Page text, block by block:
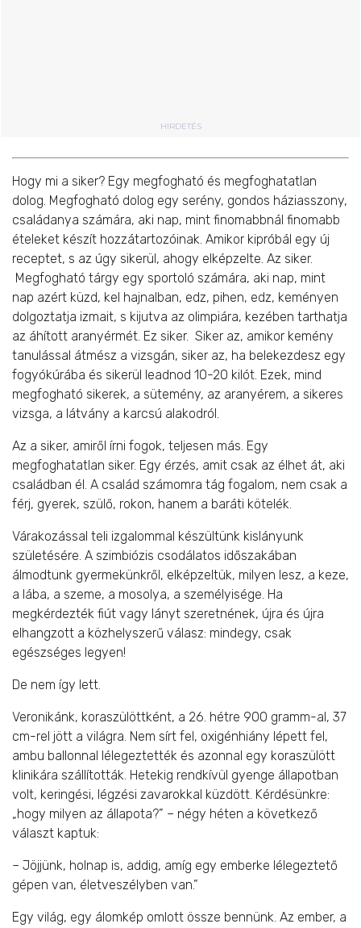
HIRDETÉS
Hogy mi a siker? Egy megfogható és megfoghatatlan
dolog. Megfogható dolog egy serény, gondos háziasszony,
családanya számára, aki nap, mint finomabbnál finomabb
ételeket készít hozzátartozóinak. Amikor kipróbál egy új
receptet, s az úgy sikerül, ahogy elképzelte. Az siker.
Megfogható tárgy egy sportoló számára, aki nap, mint
nap azért küzd, kel hajnalban, edz, pihen, edz, keményen
dolgoztatja izmait, s kijutva az olimpiára, kezében tarthatja
az áhított aranyérmét. Ez siker. Siker az, amikor kemény
tanulással átmész a vizsgán, siker az, ha belekezdesz egy
fogyókúrába és sikerül leadnod 10-20 kilót. Ezek, mind
megfogható sikerek, a sütemény, az aranyérem, a sikeres
vizsga, a látvány a karcsú alakodról.
Az a siker, amiről írni fogok, teljesen más. Egy
megfoghatatlan siker. Egy érzés, amit csak az élhet át, aki
családban él. A család számomra tág fogalom, nem csak a
férj, gyerek, szülő, rokon, hanem a baráti kötelék.
Várakozással teli izgalommal készültünk kislányunk
születésére. A szimbiózis csodálatos időszakában
álmodtunk gyermekünkről, elképzeltük, milyen lesz, a keze,
a lába, a szeme, a mosolya, a személyisége. Ha
megkérdezték fiút vagy lányt szeretnének, újra és újra
elhangzott a közhelyszerű válasz: mindegy, csak
egészséges legyen!
De nem így lett.
Veronikánk, koraszülöttként, a 26. hétre 900 gramm-al, 37
cm-rel jött a világra. Nem sírt fel, oxigénhiány lépett fel,
ambu ballonnal lélegeztették és azonnal egy koraszülött
klinikára szállították. Hetekig rendkívül gyenge állapotban
volt, keringési, légzési zavarokkal küzdött. Kérdésünkre:
„hogy milyen az állapota?” – négy héten a következő
választ kaptuk:
– Jöjjünk, holnap is, addig, amíg egy emberke lélegeztető
gépen van, életveszélyben van.”
Egy világ, egy álomkép omlott össze bennünk. Az ember, a